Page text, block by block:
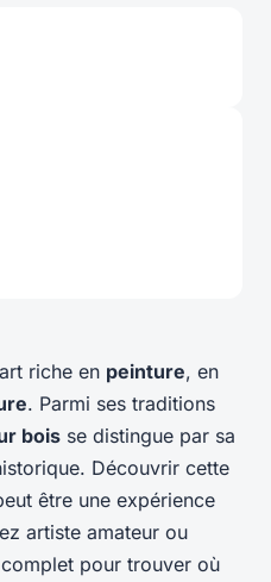
riche en peinture, en
. Parmi ses traditions
bois se distingue par sa
Découvrir cette
être une expérience
artiste amateur ou
pour trouver où